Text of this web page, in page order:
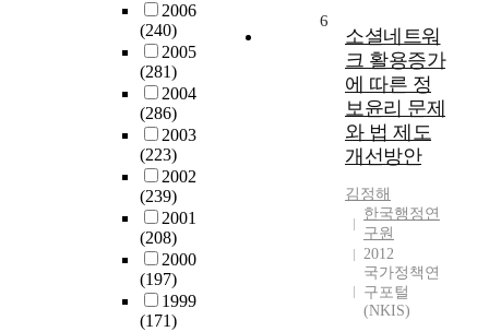
2006
(240)
2005
(281)
2004
(286)
2003
(223)
2002
(239)
2001
(208)
2000
(197)
1999
(171)
6
소셜네트워
크 활용증가
에 따른 정
보윤리 문제
와 법 제도
개선방안
김정해
한국행정연
구원
2012
국가정책연
구포털
(NKIS)